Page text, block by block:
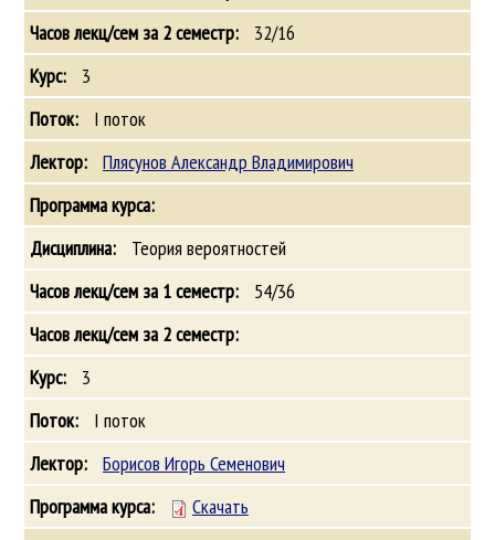
32/16
3
I поток
Плясунов Александр Владимирович
Теория вероятностей
54/36
3
I поток
Борисов Игорь Семенович
Скачать